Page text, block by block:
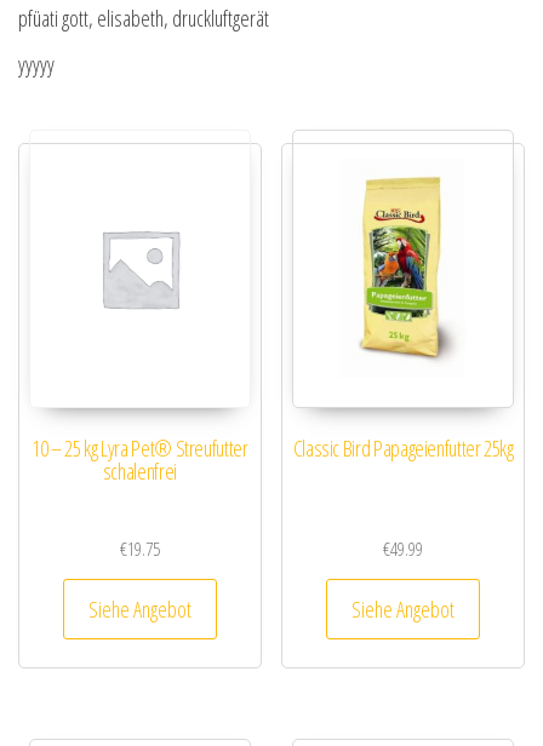
pfüati gott, elisabeth, druckluftgerät
yyyyy
10 – 25 kg Lyra Pet® Streufutter
schalenfrei
€19.75
Siehe Angebot
Classic Bird Papageienfutter 25kg
€49.99
Siehe Angebot